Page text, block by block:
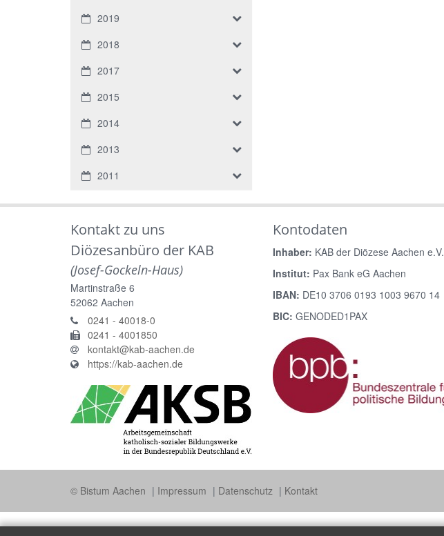
2019
2018
2017
2015
2014
2013
2011
Kontakt zu uns
Diözesanbüro der KAB
(Josef-Gockeln-Haus)
Martinstraße 6
52062 Aachen
0241 - 40018-0
0241 - 4001850
kontakt@kab-aachen.de
https://kab-aachen.de
Kontodaten
Inhaber: KAB der Diözese Aachen e.V.
Institut: Pax Bank eG Aachen
IBAN: DE10 3706 0193 1003 9670 14
BIC: GENODED1PAX
© Bistum Aachen Impressum Datenschutz Kontakt